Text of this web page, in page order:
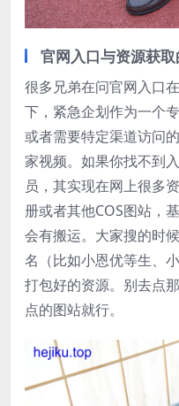
官网入口与资源获
很多兄弟在问官网入口
下，紧急企划作为一个
或者需要特定渠道访问
家视频。如果你找不到
员，其实现在网上很多
册或者其他COS图站，
会有搬运。大家搜的时
名（比如小恩优等生、
打包好的资源。别去点
点的图站就行。